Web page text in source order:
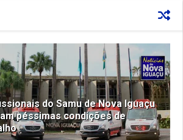
do Samu de Nova Iguaçu
péssimas condições de